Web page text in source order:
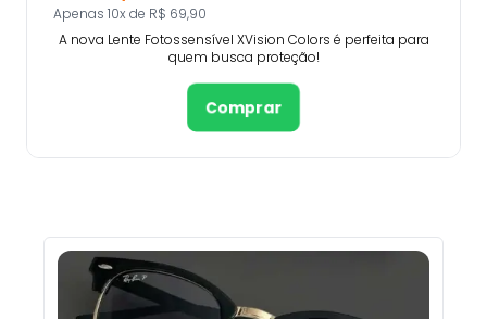
Apenas 10x de R$ 69,90
A nova Lente Fotossensível XVision Colors é perfeita para
quem busca proteção!
Comprar